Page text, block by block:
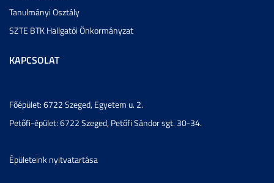
Tanulmányi Osztály
SZTE BTK Hallgatói Önkormányzat
KAPCSOLAT
Főépület: 6722 Szeged, Egyetem u. 2.
Petőfi-épület: 6722 Szeged, Petőfi Sándor sgt. 30-34.
Épületeink nyitvatartása